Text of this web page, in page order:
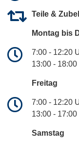
Teile &
Montag bis
7:00 - 12:20
13:00 - 18:00
Freitag
7:00 - 12:20
13:00 - 17:00
Samstag